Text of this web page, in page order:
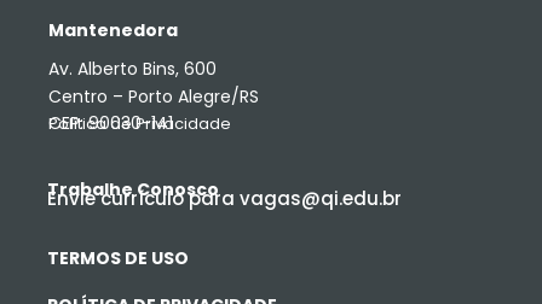
Mantenedora
Av. Alberto Bins, 600
Centro – Porto Alegre/RS
CEP: 90030-141
Política de Privacidade
Trabalhe Conosco
Envie currículo para vagas@qi.edu.br
TERMOS DE USO